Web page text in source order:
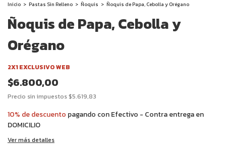
Inicio > Pastas Sin Relleno > Ñoquis > Ñoquis de Papa, Cebolla y Orégano
Ñoquis de Papa, Cebolla y
Orégano
2X1 EXCLUSIVO WEB
$6.800,00
Precio sin impuestos$5.619,83
10% de descuento pagando con Efectivo - Contra entrega en
DOMICILIO
Ver más detalles